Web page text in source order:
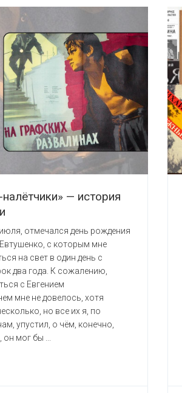
— история
отмечался день рождения
с которым мне
на свет в один день с
два года. К сожалению,
с Евгением
мне не довелось, хотя
но все их я, по
упустил, о чём, конечно,
мог бы ...